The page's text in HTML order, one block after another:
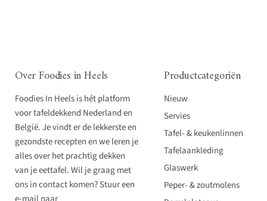
Over Foodies in Heels
Foodies In Heels is hét platform
voor tafeldekkend Nederland en
België. Je vindt er de lekkerste en
gezondste recepten en we leren je
alles over het prachtig dekken
van je eettafel. Wil je graag met
ons in contact komen? Stuur een
Productcategoriën
Nieuw
Servies
Tafel- & keukenlinnen
Tafelaankleding
Glaswerk
Peper- & zoutmolens